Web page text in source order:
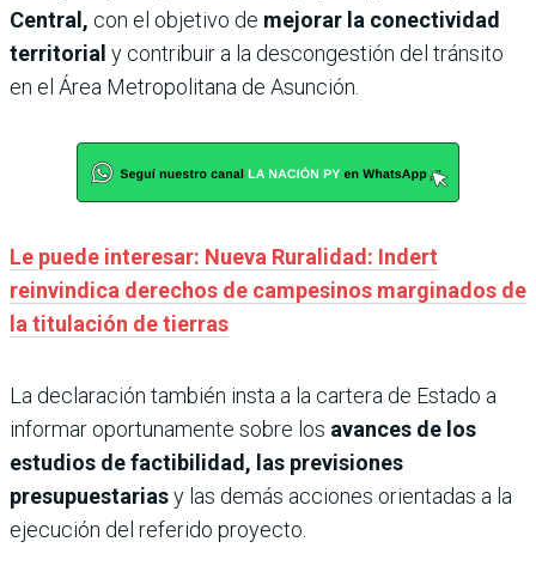
Central, con el objetivo de mejorar la conectividad
territorial y contribuir a la descongestión del tránsito
en el Área Metropolitana de Asunción.
Le puede interesar: Nueva Ruralidad: Indert
reinvindica derechos de campesinos marginados de
la titulación de tierras
La declaración también insta a la cartera de Estado a
informar oportunamente sobre los avances de los
estudios de factibilidad, las previsiones
presupuestariasy las demás acciones orientadas a la
ejecución del referido proyecto.